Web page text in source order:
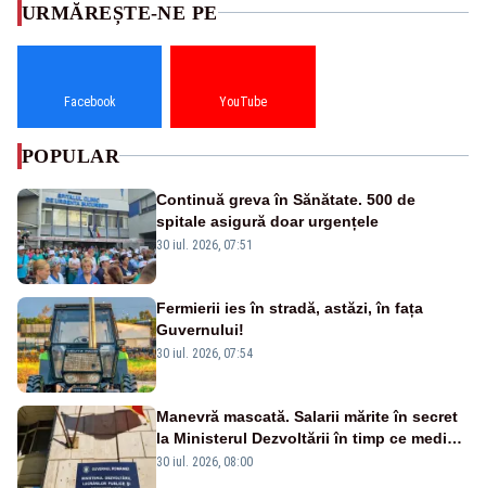
URMĂREȘTE-NE PE
Facebook YouTube
POPULAR
Continuă greva în Sănătate. 500 de
spitale asigură doar urgențele
30 iul. 2026, 07:51
Fermierii ies în stradă, astăzi, în fața
Guvernului!
30 iul. 2026, 07:54
Manevră mascată. Salarii mărite în secret
la Ministerul Dezvoltării în timp ce medicii
ies în stradă
30 iul. 2026, 08:00